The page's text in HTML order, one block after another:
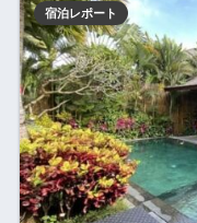
宿泊レポート